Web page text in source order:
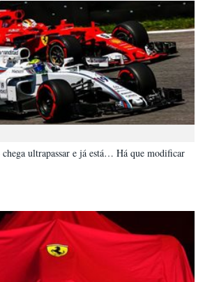
ultrapassar e já está… Há que modificar